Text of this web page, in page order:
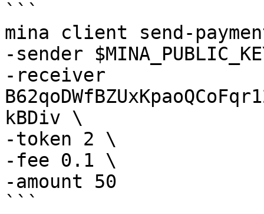
```
mina client send-
-sender
-receiver
kBDiv \
-token 2 \
-fee 0.1 \
-amount 50
```